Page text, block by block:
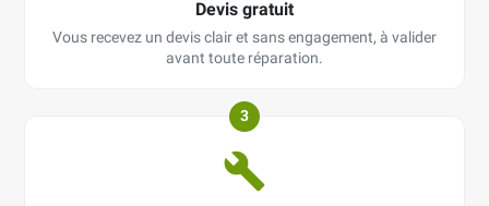
Devis gratuit
Vous recevez un devis clair et sans engagement, à valider
avant toute réparation.
3